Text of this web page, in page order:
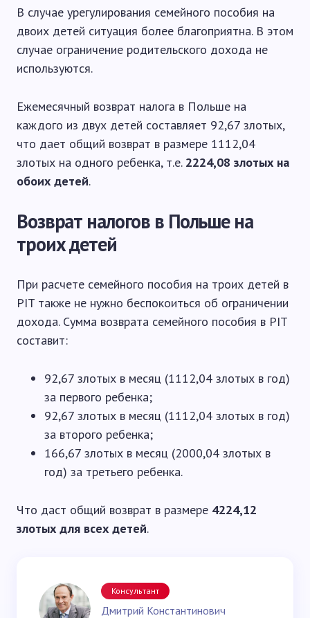
В случае урегулирования семейного пособия на
двоих детей ситуация более благоприятна. В этом
случае ограничение родительского дохода не
используются.
Ежемесячный возврат налога в Польше на
каждого из двух детей составляет 92,67 злотых,
что дает общий возврат в размере 1112,04
злотых на одного ребенка, т.е. 2224,08 злотых на
обоих детей.
Возврат налогов в Польше на
троих детей
При расчете семейного пособия на троих детей в
PIT также не нужно беспокоиться об ограничении
дохода. Сумма возврата семейного пособия в PIT
составит:
92,67 злотых в месяц (1112,04 злотых в год)
за первого ребенка;
92,67 злотых в месяц (1112,04 злотых в год)
за второго ребенка;
166,67 злотых в месяц (2000,04 злотых в
год) за третьего ребенка.
Что даст общий возврат в размере 4224,12
злотых для всех детей.
Консультант
Дмитрий Константинович